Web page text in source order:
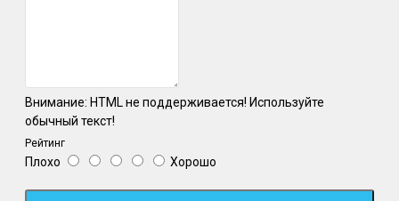
Внимание: HTML не поддерживается! Используйте
обычный текст!
Рейтинг
Плохо Хорошо